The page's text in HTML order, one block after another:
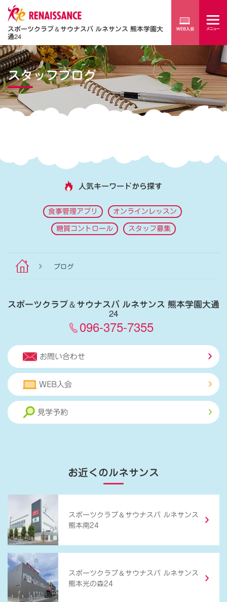
スポーツクラブ＆サウナスパ ルネサンス 熊本学園大
通24
スタッフブログ
人気キーワードから探す
食事管理アプリ オンラインレッスン
糖質コントロール スタッフ募集
ブログ
スポーツクラブ＆サウナスパ ルネサンス 熊本学園大通
24
096-375-7355
お問い合わせ
WEB入会
見学予約
お近くのルネサンス
スポーツクラブ ＆ サウナスパ ルネサンス
熊本南24
スポーツクラブ ＆ サウナスパ ルネサンス
熊本光の森24